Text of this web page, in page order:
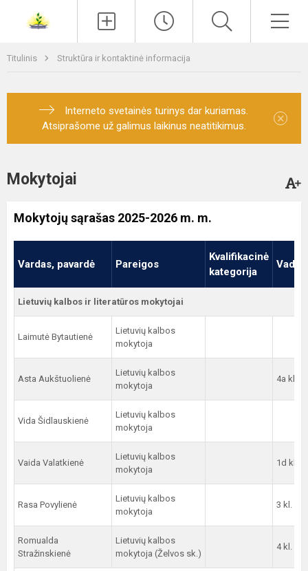
Titulinis Struktūra ir kontaktinė informacija
Interneto svetainės turinys dar kuriamas.
Atsiprašome už galimus laikinus neatitikimus.
×
Mokytojai
Mokytojų sąrašas 2025-2026 m. m.
Vardas, pavardė Pareigos
Kvalifikacinė
kategorija
Lietuvių kalbos ir literatūros mokytojai
Laimutė Bytautienė
Lietuvių kalbos
mokytoja
Asta Aukštuolienė
Lietuvių kalbos
mokytoja
4a kl.
Vida Šidlauskienė
Lietuvių kalbos
mokytoja
Vaida Valatkienė
Lietuvių kalbos
mokytoja
1d kl.
Rasa Povylienė
Lietuvių kalbos
mokytoja
3 kl.
Romualda
Stražinskienė
Lietuvių kalbos
mokytoja (Želvos sk.)
4 kl.